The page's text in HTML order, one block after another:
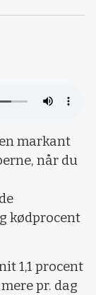
markant
når du
kødprocent
1,1 procent
pr. dag